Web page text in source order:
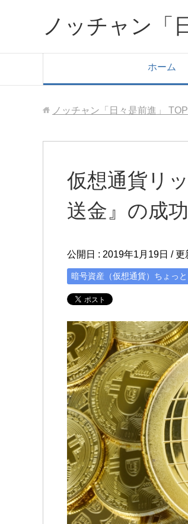
ノッチャン「
ホーム
ノッチャン「日々是前進」 TOP
仮想通貨リ
送金』の成
公開日 : 2019年1月19日 / 更
暗号資産（仮想通貨）ちょっと